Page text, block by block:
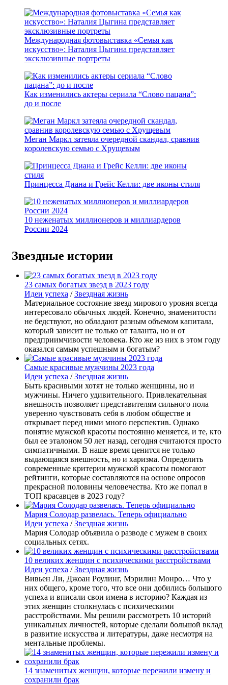
Международная фотовыставка «Семья как
искусство»: Наталия Цыгина представляет
эксклюзивные портреты
Как изменились актеры сериала “Слово пацана”:
до и после
Меган Маркл затеяла очередной скандал, сравнив
королевскую семью с Хрущевым
Принцесса Диана и Грейс Келли: две иконы стиля
10 неженатых миллионеров и миллиардеров
России 2024
Звездные истории
23 самых богатых звезд в 2023 году
Идеи успеха /Звездная жизнь
Материальное состояние звезд мирового уровня всегда
интересовало обычных людей. Конечно, знаменитости
не бедствуют, но обладают разным объемом капитала,
который зависит не только от таланта, но и от
предприимчивости человека. Кто же из них в этом году
оказался самым успешным и богатым?
Самые красивые мужчины 2023 года
Идеи успеха /Звездная жизнь
Быть красивыми хотят не только женщины, но и
мужчины. Ничего удивительного. Привлекательная
внешность позволяет представителям сильного пола
уверенно чувствовать себя в любом обществе и
открывает перед ними много перспектив. Однако
понятие мужской красоты постоянно меняется, и те, кто
был ее эталоном 50 лет назад, сегодня считаются просто
симпатичными. В наше время ценится не только
выдающаяся внешность, но и харизма. Определить
современные критерии мужской красоты помогают
рейтинги, которые составляются на основе опросов
прекрасной половины человечества. Кто же попал в
ТОП красавцев в 2023 году?
Мария Солодар развелась. Теперь официально
Идеи успеха /Звездная жизнь
Мария Солодар объявила о разводе с мужем в своих
социальных сетях.
10 великих женщин с психическими расстройствами
Идеи успеха /Звездная жизнь
Вивьен Ли, Джоан Роулинг, Мэрилин Монро… Что у
них общего, кроме того, что все они добились большого
успеха и вписали свои имена в историю? Каждая из
этих женщин столкнулась с психическими
расстройствами. Мы решили рассмотреть 10 историй
уникальных личностей, которые сделали большой вклад
в развитие искусства и литературы, даже несмотря на
ментальные проблемы.
14 знаменитых женщин, которые пережили измену и
сохранили брак